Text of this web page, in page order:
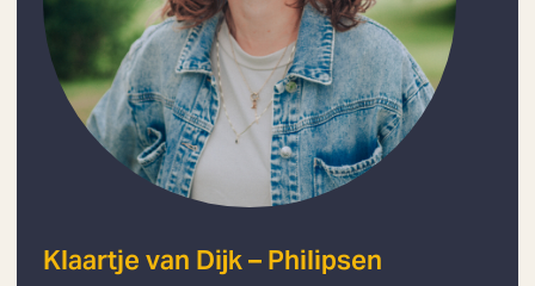
Klaartje van Dijk – Philipsen